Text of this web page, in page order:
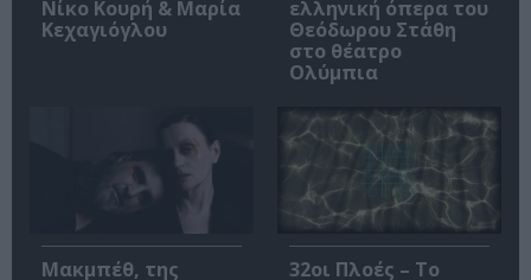
Νίκο Κουρή & Μαρία
Κεχαγιόγλου
ελληνική όπερα του
Θεόδωρου Στάθη
στο θέατρο
Ολύμπια
Μακμπέθ, της
32οι Πλοές – Το